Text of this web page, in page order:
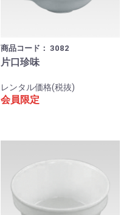
商品コード： 3082
片口珍味
レンタル価格(税抜)
会員限定